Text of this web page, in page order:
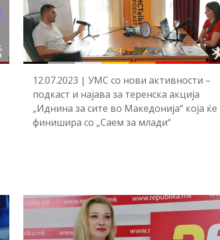
12.07.2023 | УМС со нови активности –
подкаст и најава за теренска акција
„Иднина за сите во Македонија“ која ќе
финишира со „Саем за млади“